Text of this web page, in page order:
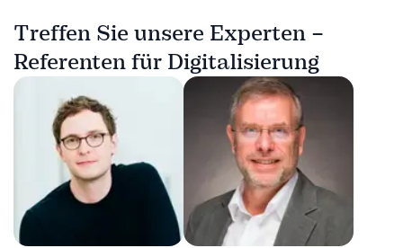
Treffen Sie unsere Experten –
Referenten für Digitalisierung